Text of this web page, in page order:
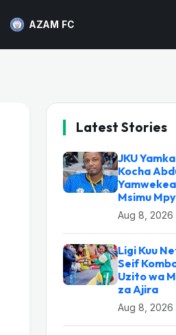
AZAM FC
Latest Stories
JKU
Kocha
Msimu
Aug 8, 2026
Ligi Kuu
Seif
Uzito wa
za Ajira
Aug 8, 2026